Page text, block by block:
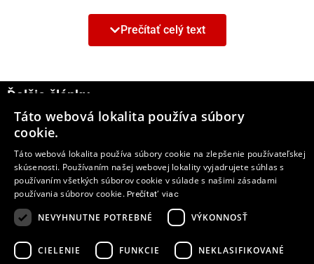
„Accept no roof!“ – S týmto sloganom štartuje
predaj nového modelu T-Roc Cabriolet.
sériovo plne automatické elektrické
ovládanie, otvorí sa za 9 sekúnd a zatvorí za
11 sekúnd. Otváranie a zatváranie strechy je
možné aj počas jazdy do rýchlosti 30 km/h,
plátenná strecha sa odomyká a zamyká
elektrohydraulicky.
Nový kabriolet Volkswagen sa na Slovensku
predáva v jedinej, bohato vybavenej verzii.
Obsahuje okrem iných prvkov štandardne
napríklad 17-palcové disky z ľahkej zliatiny
Prečítať celý text
Ďalšie články
Táto webová lokalita používa súbory
cookie.
Táto webová lokalita používa súbory cookie na zlepšenie používateľskej
skúsenosti. Používaním našej webovej lokality vyjadrujete súhlas s
používaním všetkých súborov cookie v súlade s našimi zásadami
používania súborov cookie.Prečítať viac
NEVYHNUTNE POTREBNÉ VÝKONNOSŤ
CIELENIE FUNKCIE NEKLASIFIKOVANÉ